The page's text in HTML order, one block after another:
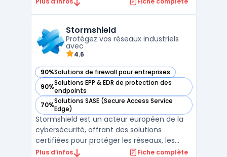
charges cloud, avec des capacités
d’automatisation pour contenir ...
Stormshield
Protégez vos réseaux industriels
avec
4.6
90%Solutions de firewall pour entreprises
— voir Stormshield dans cette catégorie
90%Solutions EPP & EDR de protection des
endpoints
— voir Stormshield dans cette catégorie
70%Solutions SASE (Secure Access Service
Edge)
— voir Stormshield dans cette catégorie
Stormshield est un acteur européen de la
cybersécurité, offrant des solutions
certifiées pour protéger les réseaux, les
postes de travail et les environnements
Plus d’infos Fiche complète